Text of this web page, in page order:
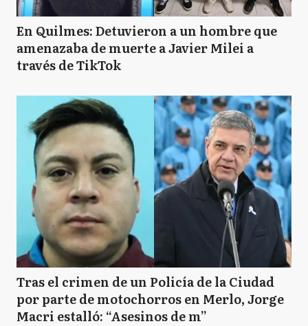
En Quilmes: Detuvieron a un hombre que
amenazaba de muerte a Javier Milei a
través de TikTok
Tras el crimen de un Policía de la Ciudad
por parte de motochorros en Merlo, Jorge
Macri estalló: “Asesinos de m”